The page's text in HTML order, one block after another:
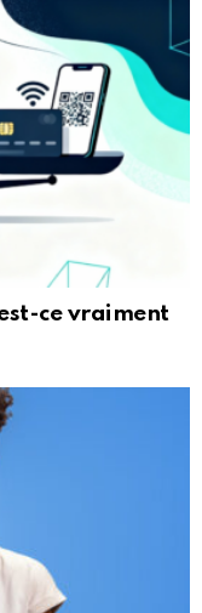
ce vraiment